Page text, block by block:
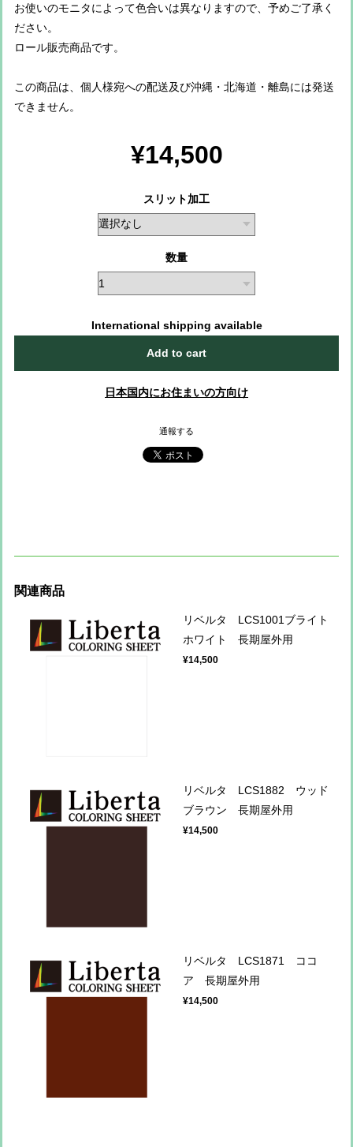
お使いのモニタによって色合いは異なりますので、予めご了承く
ださい。
ロール販売商品です。
この商品は、個人様宛への配送及び沖縄・北海道・離島には発送
できません。
¥14,500
スリット加工
数量
International shipping available
Add to cart
日本国内にお住まいの方向け
通報する
関連商品
リベルタ LCS1001ブライト
ホワイト 長期屋外用
¥14,500
リベルタ LCS1882 ウッド
ブラウン 長期屋外用
¥14,500
リベルタ LCS1871 ココ
ア 長期屋外用
¥14,500